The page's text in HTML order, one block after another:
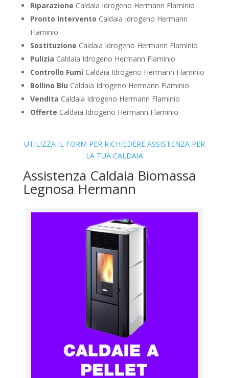
Riparazione Caldaia Idrogeno Hermann Flaminio
Pronto Intervento Caldaia Idrogeno Hermann
Flaminio
Sostituzione Caldaia Idrogeno Hermann Flaminio
Pulizia Caldaia Idrogeno Hermann Flaminio
Controllo Fumi Caldaia Idrogeno Hermann Flaminio
Bollino Blu Caldaia Idrogeno Hermann Flaminio
Vendita Caldaia Idrogeno Hermann Flaminio
Offerte Caldaia Idrogeno Hermann Flaminio
UTILIZZA IL FORM PER RICHIEDERE ASSISTENZA PER
LA TUA CALDAIA
Assistenza Caldaia Biomassa
Legnosa Hermann